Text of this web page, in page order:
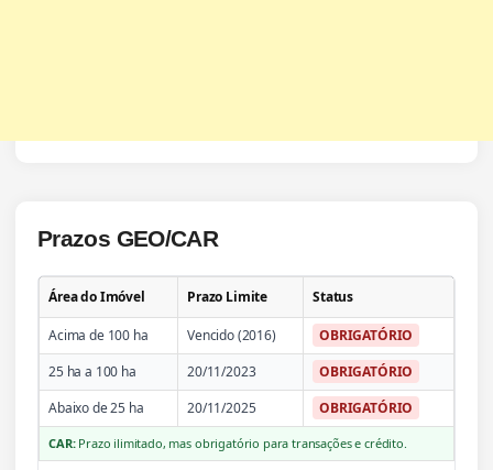
Prazos GEO/CAR
Área do Imóvel Prazo Limite Status
Acima de 100 ha Vencido (2016)
OBRIGATÓRIO
25 ha a 100 ha
20/11/2023
OBRIGATÓRIO
Abaixo de 25 ha
20/11/2025 OBRIGATÓRIO
CAR:Prazo ilimitado, mas obrigatório para transações e crédito.